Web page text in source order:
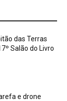
das Terras
Salão do Livro
e drone